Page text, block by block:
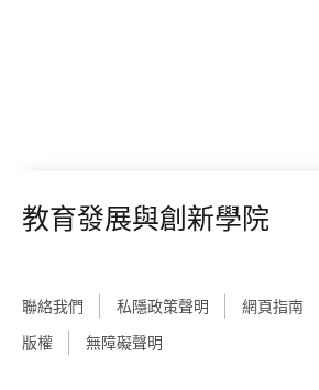
教育發展與創新學院
聯絡我們 私隱政策聲明 網頁指南
版權
無障礙聲明